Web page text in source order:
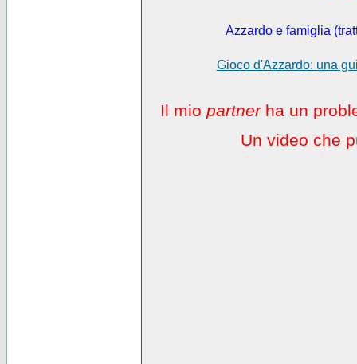
Azzardo e famiglia
Gioco d'Azzardo: una
Il mio partnerha un
Un video che